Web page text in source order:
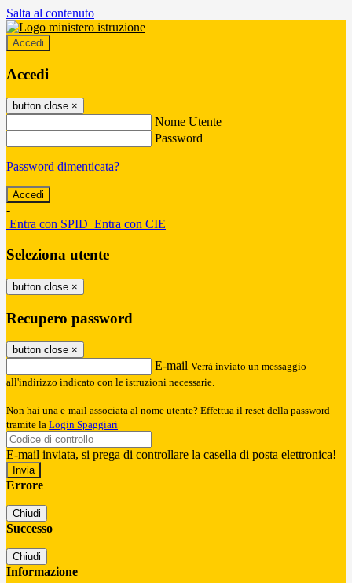
Salta al contenuto
Accedi
Accedi
button close ×
Nome Utente
Password
Password dimenticata?
-
Entra con SPID Entra con CIE
Seleziona utente
button close ×
Recupero password
button close ×
E-mail Verrà inviato un messaggio
all'indirizzo indicato con le istruzioni necessarie.
Non hai una e-mail associata al nome utente? Effettua il reset della password
tramite la Login Spaggiari
E-mail inviata, si prega di controllare la casella di posta elettronica!
Errore
Chiudi
Successo
Chiudi
Informazione